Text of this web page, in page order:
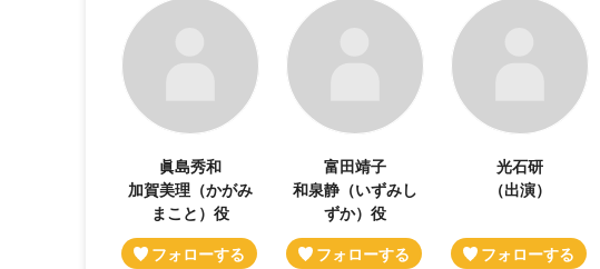
眞島秀和
加賀美理（かがみ
まこと）役
富田靖子
和泉静（いずみし
ずか）役
光石研
（出演）